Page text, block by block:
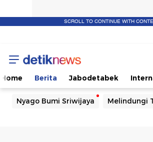
SCROLL TO CONTINUE WITH
Home Berita Jabodetabek
Nyago Bumi Sriwijaya Melindungi